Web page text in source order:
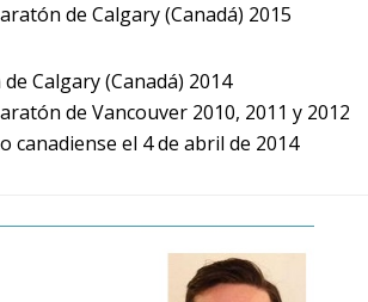
de Calgary (Canadá) 2015
Calgary (Canadá) 2014
de Vancouver 2010, 2011 y 2012
canadiense el 4 de abril de 2014